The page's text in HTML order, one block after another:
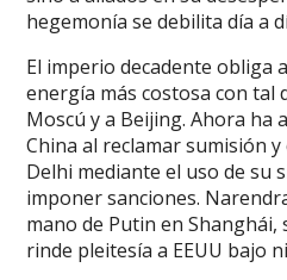
hegemonía se debilita día a
El imperio decadente obliga
energía más costosa con tal
Moscú y a Beijing. Ahora ha
China al reclamar sumisión
Delhi mediante el uso de su
imponer sanciones.
mano de Putin en Shanghái,
rinde pleitesía a EEUU bajo